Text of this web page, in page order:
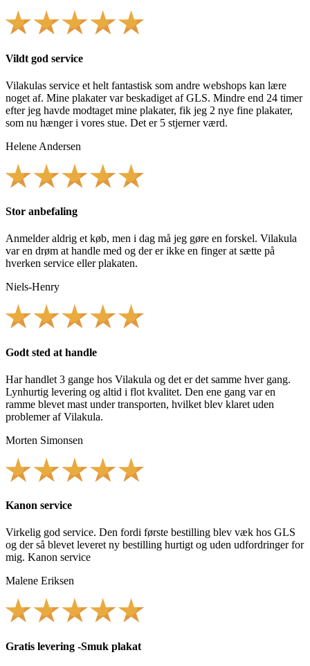
Vildt god service
Vilakulas service et helt fantastisk som andre webshops kan lære
noget af. Mine plakater var beskadiget af GLS. Mindre end 24 timer
efter jeg havde modtaget mine plakater, fik jeg 2 nye fine plakater,
som nu hænger i vores stue. Det er 5 stjerner værd.
Helene Andersen
Stor anbefaling
Anmelder aldrig et køb, men i dag må jeg gøre en forskel. Vilakula
var en drøm at handle med og der er ikke en finger at sætte på
hverken service eller plakaten.
Niels-Henry
Godt sted at handle
Har handlet 3 gange hos Vilakula og det er det samme hver gang.
Lynhurtig levering og altid i flot kvalitet. Den ene gang var en
ramme blevet mast under transporten, hvilket blev klaret uden
problemer af Vilakula.
Morten Simonsen
Kanon service
Virkelig god service. Den fordi første bestilling blev væk hos GLS
og der så blevet leveret ny bestilling hurtigt og uden udfordringer for
mig. Kanon service
Malene Eriksen
Gratis levering -Smuk plakat